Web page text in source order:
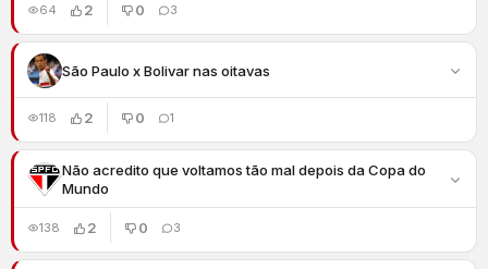
64 2 0 3
São Paulo x Bolivar nas oitavas
118 2 0 1
Não acredito que voltamos tão mal depois da Copa do
Mundo
138 2 0 3